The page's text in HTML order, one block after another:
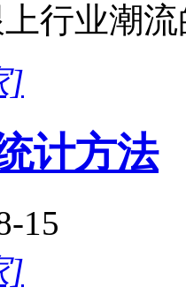
行业潮
]
计方法
15
]